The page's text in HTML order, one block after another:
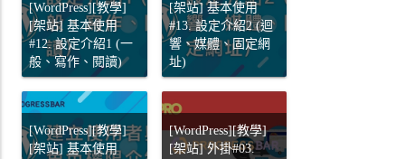
[WordPress][教學]
[架站] 基本使用
#12. 設定介紹1 (一
般、寫作、閱讀)
[架站] 基本使用
#13. 設定介紹2 (迴
響、媒體、固定網
址)
[WordPress][教學]
[架站] 基本使用
[WordPress][教學]
[架站] 外掛#03.